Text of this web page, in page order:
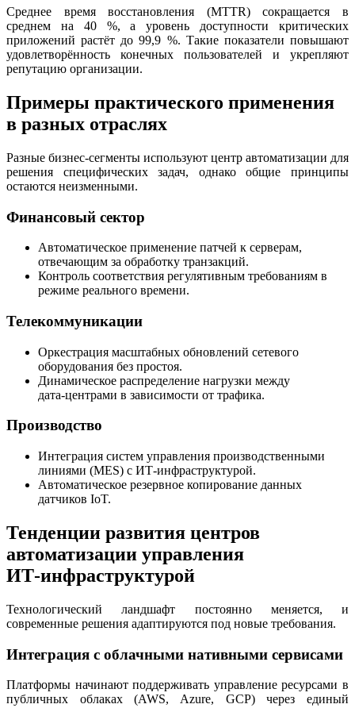
Среднее время восстановления (MTTR) сокращается в
среднем на 40 %, а уровень доступности критических
приложений растёт до 99,9 %. Такие показатели повышают
удовлетворённость конечных пользователей и укрепляют
репутацию организации.
Примеры практического применения
в разных отраслях
Разные бизнес‑сегменты используют центр автоматизации для
решения специфических задач, однако общие принципы
остаются неизменными.
Финансовый сектор
Автоматическое применение патчей к серверам,
отвечающим за обработку транзакций.
Контроль соответствия регулятивным требованиям в
режиме реального времени.
Телекоммуникации
Оркестрация масштабных обновлений сетевого
оборудования без простоя.
Динамическое распределение нагрузки между
дата‑центрами в зависимости от трафика.
Производство
Интеграция систем управления производственными
линиями (MES) с ИТ‑инфраструктурой.
Автоматическое резервное копирование данных
датчиков IoT.
Тенденции развития центров
автоматизации управления
ИТ‑инфраструктурой
Технологический ландшафт постоянно меняется, и
современные решения адаптируются под новые требования.
Интеграция с облачными нативными сервисами
Платформы начинают поддерживать управление ресурсами в
публичных облаках (AWS, Azure, GCP) через единый